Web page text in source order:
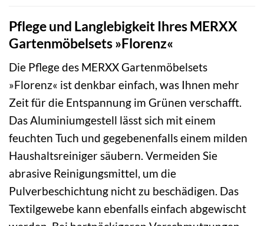
Pflege und Langlebigkeit Ihres MERXX
Gartenmöbelsets »Florenz«
Die Pflege des MERXX Gartenmöbelsets
»Florenz« ist denkbar einfach, was Ihnen mehr
Zeit für die Entspannung im Grünen verschafft.
Das Aluminiumgestell lässt sich mit einem
feuchten Tuch und gegebenenfalls einem milden
Haushaltsreiniger säubern. Vermeiden Sie
abrasive Reinigungsmittel, um die
Pulverbeschichtung nicht zu beschädigen. Das
Textilgewebe kann ebenfalls einfach abgewischt